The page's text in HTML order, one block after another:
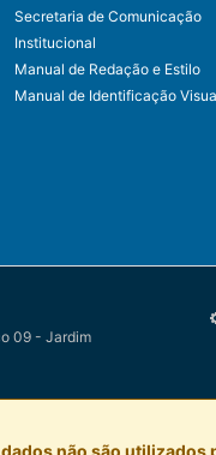
Secretaria de Comunicação
Institucional
Manual de Redação e Estilo
Manual de Identificação
09 - Jardim
não são utilizados